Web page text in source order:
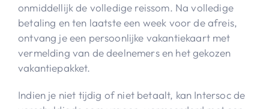
onmiddellijk de volledige reissom. Na volledige
betaling en ten laatste een week voor de afreis,
ontvang je een persoonlijke vakantiekaart met
vermelding van de deelnemers en het gekozen
vakantiepakket.
Indien je niet tijdig of niet betaalt, kan Intersoc de